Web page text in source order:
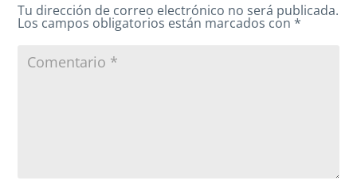
Tu dirección de correo electrónico no será publicada.
Los campos obligatorios están marcados con*